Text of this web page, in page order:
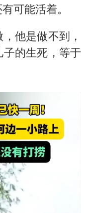
可能活着。
他是做不到，
的生死，等于